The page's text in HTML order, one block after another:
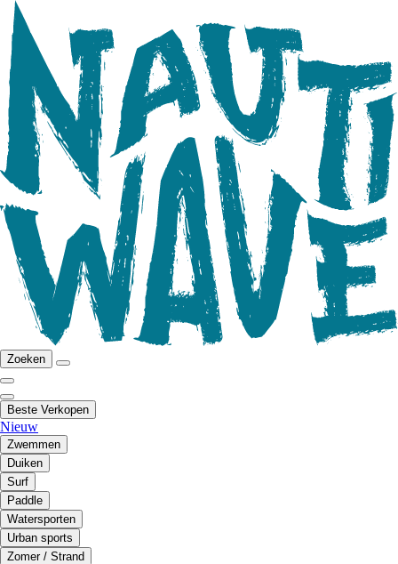
Zoeken
Beste Verkopen
Nieuw
Zwemmen
Duiken
Surf
Paddle
Watersporten
Urban sports
Zomer / Strand